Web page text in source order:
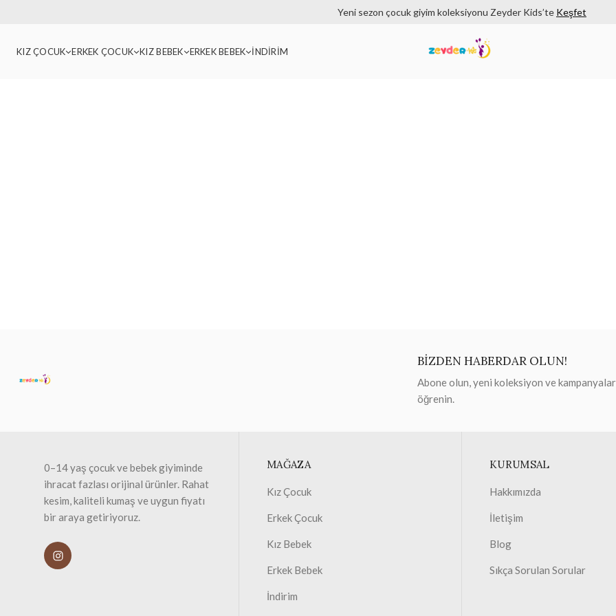
Yeni sezon çocuk giyim koleksiyonu Zeyder Kids’te Keşfet
KIZ ÇOCUK ERKEK ÇOCUK KIZ BEBEK ERKEK BEBEK İNDİRİM
BİZDEN HABERDAR OLUN!
Abone olun, yeni koleksiyon ve
öğrenin.
0–14 yaş çocuk ve bebek giyiminde
ihracat fazlası orijinal ürünler. Rahat
kesim, kaliteli kumaş ve uygun fiyatı
bir araya getiriyoruz.
MAĞAZA
Kız Çocuk
Erkek Çocuk
Kız Bebek
Erkek Bebek
İndirim
KURUMSAL
Hakkımızda
İletişim
Blog
Sıkça Sorulan Sorular